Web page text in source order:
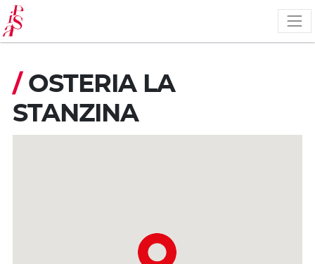
Pasar
al
contenido
principal
/ OSTERIA LA
STANZINA